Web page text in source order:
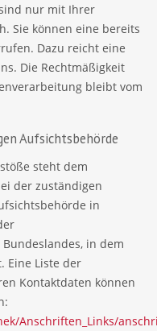
nur mit Ihrer
Sie können eine bereits
Dazu reicht eine
Die Rechtmäßigkeit
bleibt vom
Aufsichtsbehörde
steht dem
der zuständigen
in
in dem
Eine Liste der
Kontaktdaten können
Anschriften_Links/